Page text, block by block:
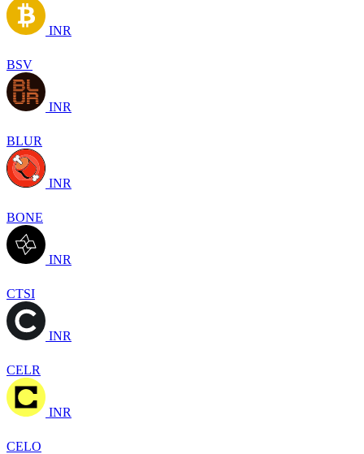
INR
BSV
INR
BLUR
INR
BONE
INR
CTSI
INR
CELR
INR
CELO